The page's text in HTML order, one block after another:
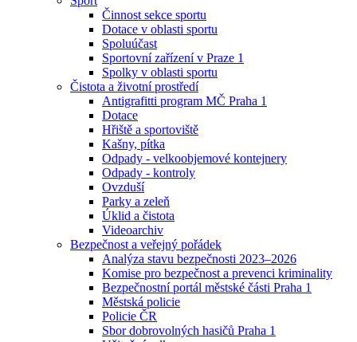
Činnost sekce sportu
Dotace v oblasti sportu
Spoluúčast
Sportovní zařízení v Praze 1
Spolky v oblasti sportu
Čistota a životní prostředí
Antigrafitti program MČ Praha 1
Dotace
Hřiště a sportoviště
Kašny, pítka
Odpady - velkoobjemové kontejnery
Odpady - kontroly
Ovzduší
Parky a zeleň
Úklid a čistota
Videoarchiv
Bezpečnost a veřejný pořádek
Analýza stavu bezpečnosti 2023–2026
Komise pro bezpečnost a prevenci kriminality
Bezpečnostní portál městské části Praha 1
Městská policie
Policie ČR
Sbor dobrovolných hasičů Praha 1